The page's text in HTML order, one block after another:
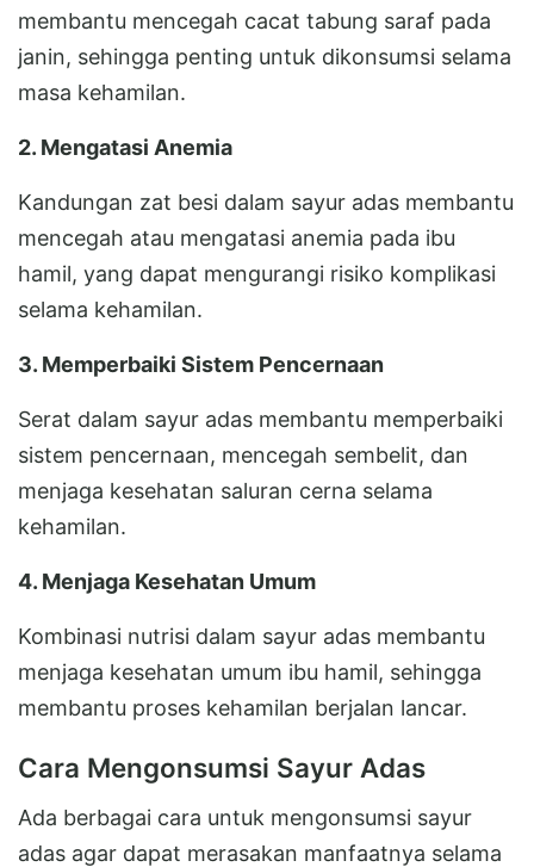
membantu mencegah cacat tabung saraf pada
janin, sehingga penting untuk dikonsumsi selama
masa kehamilan.
2. Mengatasi Anemia
Kandungan zat besi dalam sayur adas membantu
mencegah atau mengatasi anemia pada ibu
hamil, yang dapat mengurangi risiko komplikasi
selama kehamilan.
3. Memperbaiki Sistem Pencernaan
Serat dalam sayur adas membantu memperbaiki
sistem pencernaan, mencegah sembelit, dan
menjaga kesehatan saluran cerna selama
kehamilan.
4. Menjaga Kesehatan Umum
Kombinasi nutrisi dalam sayur adas membantu
menjaga kesehatan umum ibu hamil, sehingga
membantu proses kehamilan berjalan lancar.
Cara Mengonsumsi Sayur Adas
Ada berbagai cara untuk mengonsumsi sayur
adas agar dapat merasakan manfaatnya selama